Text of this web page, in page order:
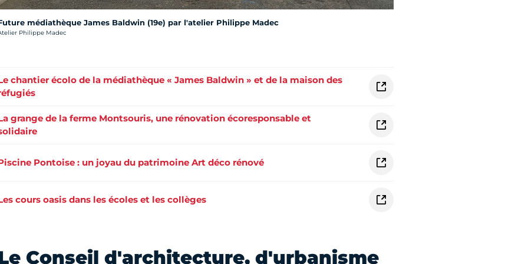
médiathèque James Baldwin (19e) par l'atelier Philippe Madec
photo :
Philippe Madec
chantier écolo de la médiathèque « James Baldwin » et de la maison des
grange de la ferme Montsouris, une rénovation écoresponsable et
Pontoise : un joyau du patrimoine Art déco rénové
cours oasis dans les écoles et les collèges
Conseil d'architecture, d'urbanisme